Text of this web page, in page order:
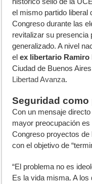
el mismo partido liberal
Congreso durante las
revitalizar su presencia
generalizado. A nivel
elex libertario Ramiro
Ciudad de Buenos
Libertad Avanza.
Seguridad
Con un mensaje
mayor preocupación es
Congreso proyectos
con el objetivo de
“El problema no es
Es la vida misma. A